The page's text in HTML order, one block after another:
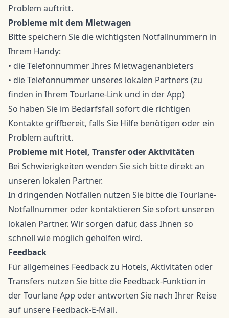
Problem auftritt.
Probleme mit dem Mietwagen
Bitte speichern Sie die wichtigsten Notfallnummern in
Ihrem Handy:
• die Telefonnummer Ihres Mietwagenanbieters
• die Telefonnummer unseres lokalen Partners (zu
finden in Ihrem Tourlane-Link und in der App)
So haben Sie im Bedarfsfall sofort die richtigen
Kontakte griffbereit, falls Sie Hilfe benötigen oder ein
Problem auftritt.
Probleme mit Hotel, Transfer oder Aktivitäten
Bei Schwierigkeiten wenden Sie sich bitte direkt an
unseren lokalen Partner.
In dringenden Notfällen nutzen Sie bitte die Tourlane-
Notfallnummer oder kontaktieren Sie sofort unseren
lokalen Partner. Wir sorgen dafür, dass Ihnen so
schnell wie möglich geholfen wird.
Feedback
Für allgemeines Feedback zu Hotels, Aktivitäten oder
Transfers nutzen Sie bitte die Feedback-Funktion in
der Tourlane App oder antworten Sie nach Ihrer Reise
auf unsere Feedback-E-Mail.